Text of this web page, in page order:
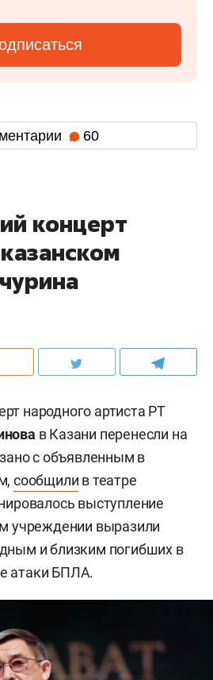
60
концерт
народного артиста РТ
в Казани перенесли на
с объявленным в
сообщили в театре
выступление
учреждении выразили
и близким погибших в
атаки БПЛА.